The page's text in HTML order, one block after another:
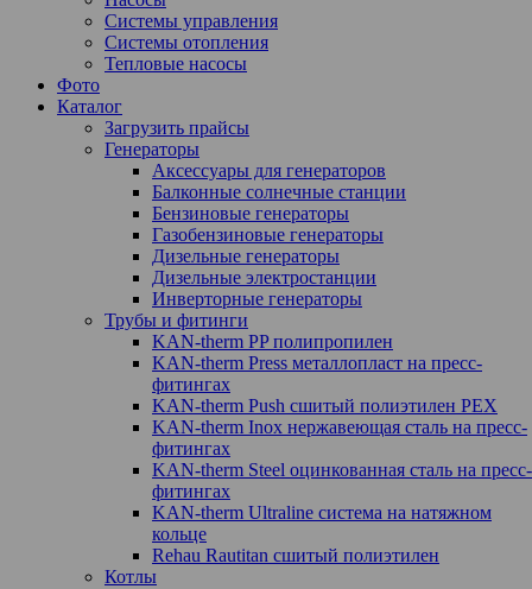
Системы управления
Системы отопления
Тепловые насосы
Фото
Каталог
Загрузить прайсы
Генераторы
Аксессуары для генераторов
Балконные солнечные станции
Бензиновые генераторы
Газобензиновые генераторы
Дизельные генераторы
Дизельные электростанции
Инверторные генераторы
Трубы и фитинги
KAN-therm PP полипропилен
KAN-therm Рress металлопласт на пресс-
фитингах
KAN-therm Push сшитый полиэтилен PEX
KAN-therm Inox нержавеющая сталь на пресс-
фитингах
KAN-therm Steel оцинкованная сталь на пресс-
фитингах
KAN-therm Ultraline система на натяжном
кольце
Rehau Rautitan сшитый полиэтилен
Котлы